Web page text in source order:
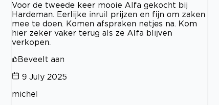
Voor de tweede keer mooie Alfa gekocht bij
Hardeman. Eerlijke inruil prijzen en fijn om zaken
mee te doen. Komen afspraken netjes na. Kom
hier zeker vaker terug als ze Alfa blijven
verkopen.
Beveelt aan
9 July 2025
michel